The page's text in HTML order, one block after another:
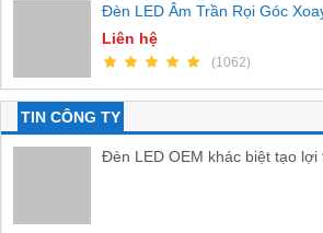
Đèn LED Âm Trần Rọi Góc
Liên hệ
(1062)
TIN CÔNG TY
Đèn LED OEM khác biệt tạo lợi